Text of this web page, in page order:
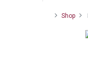
Shop